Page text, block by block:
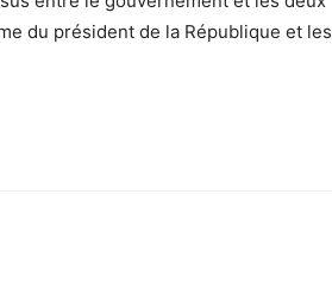
du président de la République et les